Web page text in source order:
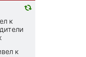
к
к